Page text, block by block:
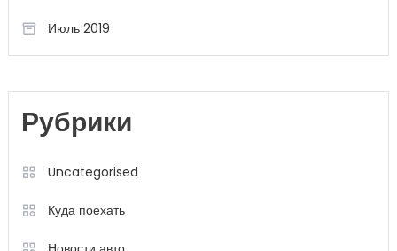
Июль 2019
Рубрики
Uncategorised
Куда поехать